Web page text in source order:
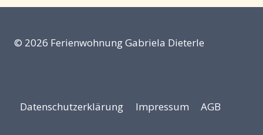
© 2026 Ferienwohnung Gabriela Dieterle
Datenschutzerklärung Impressum AGB